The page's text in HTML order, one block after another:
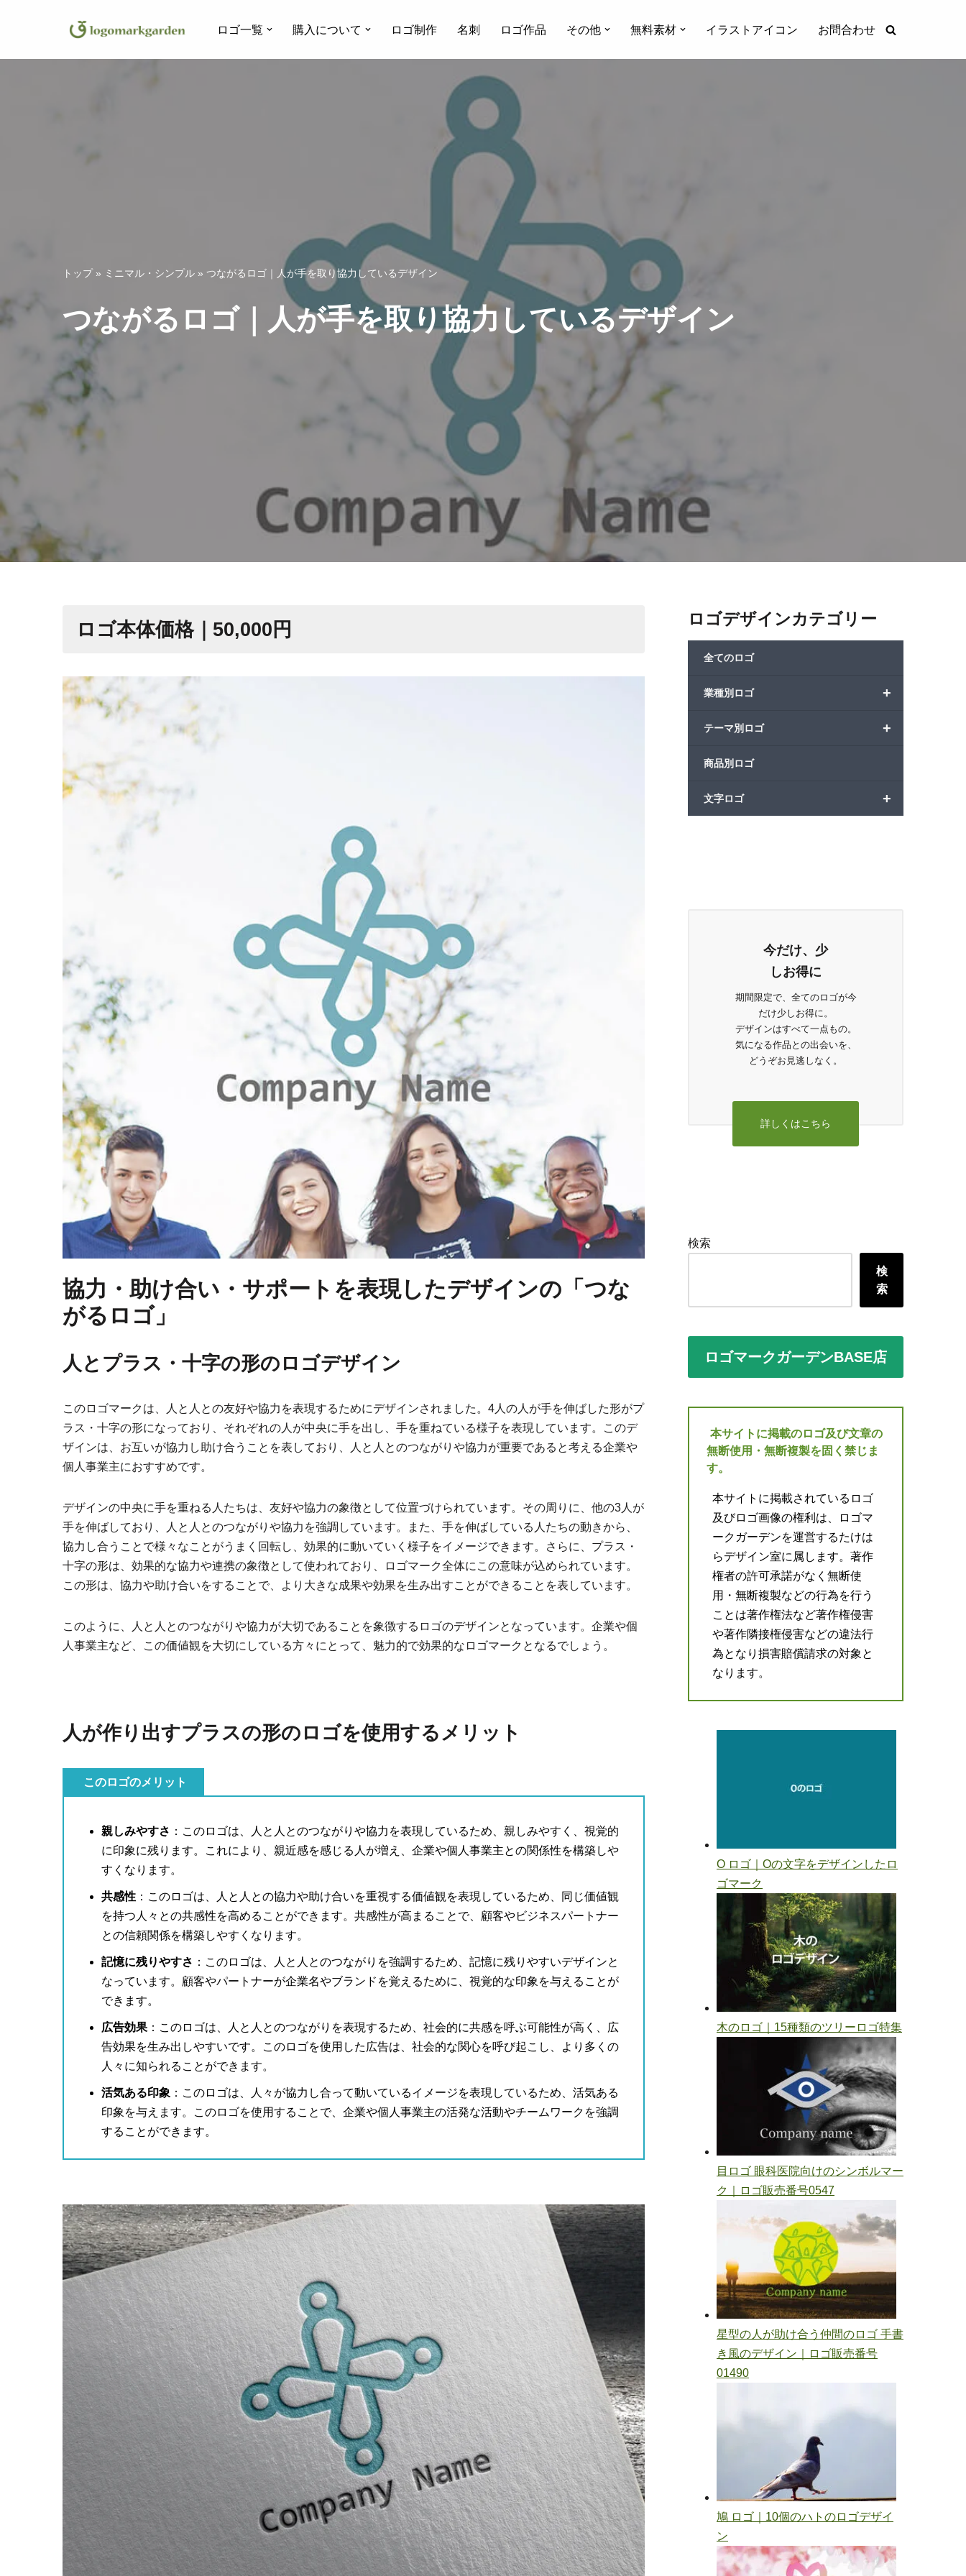
ン
ロゴ一覧 購入について ロゴ制作 名刺 ロゴ作品 その他 無料素材 イラストアイコン お問合わせ
トップ» ミニマル・シンプル » つながるロゴ｜人が手を取り協力しているデザイン
つながるロゴ｜人が手を取り協力しているデザイン
ロゴ本体価格｜50,000円
協力・助け合い・サポートを表現したデザインの「つな
がるロゴ」
人とプラス・十字の形のロゴデザイン
このロゴマークは、人と人との友好や協力を表現するためにデザインされました。4人の人が手を伸ばした形がプ
ラス・十字の形になっており、それぞれの人が中央に手を出し、手を重ねている様子を表現しています。このデ
ザインは、お互いが協力し助け合うことを表しており、人と人とのつながりや協力が重要であると考える企業や
個人事業主におすすめです。
デザインの中央に手を重ねる人たちは、友好や協力の象徴として位置づけられています。その周りに、他の3人が
手を伸ばしており、人と人とのつながりや協力を強調しています。また、手を伸ばしている人たちの動きから、
協力し合うことで様々なことがうまく回転し、効果的に動いていく様子をイメージできます。さらに、プラス・
十字の形は、効果的な協力や連携の象徴として使われており、ロゴマーク全体にこの意味が込められています。
この形は、協力や助け合いをすることで、より大きな成果や効果を生み出すことができることを表しています。
このように、人と人とのつながりや協力が大切であることを象徴するロゴのデザインとなっています。企業や個
人事業主など、この価値観を大切にしている方々にとって、魅力的で効果的なロゴマークとなるでしょう。
人が作り出すプラスの形のロゴを使用するメリット
このロゴのメリット
親しみやすさ ：このロゴは、人と人とのつながりや協力を表現しているため、親しみやすく、視覚的
に印象に残ります。これにより、親近感を感じる人が増え、企業や個人事業主との関係性を構築しや
すくなります。
共感性 ：このロゴは、人と人との協力や助け合いを重視する価値観を表現しているため、同じ価値観
を持つ人々との共感性を高めることができます。共感性が高まることで、顧客やビジネスパートナー
との信頼関係を構築しやすくなります。
記憶に残りやすさ ：このロゴは、人と人とのつながりを強調するため、記憶に残りやすいデザインと
なっています。顧客やパートナーが企業名やブランドを覚えるために、視覚的な印象を与えることが
できます。
広告効果：このロゴは、人と人とのつながりを表現するため、社会的に共感を呼ぶ可能性が高く、広
告効果を生み出しやすいです。このロゴを使用した広告は、社会的な関心を呼び起こし、より多くの
人々に知られることができます。
活気ある印象 ：このロゴは、人々が協力し合って動いているイメージを表現しているため、活気ある
印象を与えます。このロゴを使用することで、企業や個人事業主の活発な活動やチームワークを強調
することができます。
ロゴデザインカテゴリー
全てのロゴ
+
業種別ロゴ
+
テーマ別ロゴ
商品別ロゴ
+
文字ロゴ
今だけ、少
しお得に
期間限定で、全てのロゴが今
だけ少しお得に。
デザインはすべて一点もの。
気になる作品との出会いを、
どうぞお見逃しなく。
詳しくはこちら
検索
検
索
ロゴマークガーデンBASE店
本サイトに掲載のロゴ及び文章の
無断使用・無断複製を固く禁じま
す。
本サイトに掲載されているロゴ
及びロゴ画像の権利は、ロゴマ
ークガーデンを運営するたけは
らデザイン室に属します。著作
権者の許可承諾がなく無断使
用・無断複製などの行為を行う
ことは著作権法など著作権侵害
や著作隣接権侵害などの違法行
為となり損害賠償請求の対象と
なります。